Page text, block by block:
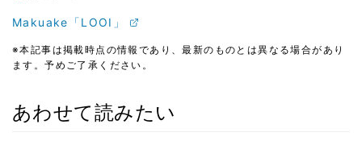
Makuake「LOOI」
※本記事は掲載時点の情報であり、最新のものとは異なる場合があり
ます。予めご了承ください。
あわせて読みたい